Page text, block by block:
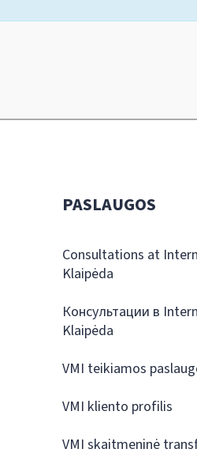
PASLAUGOS
Consultations at
Klaipėda
Консультации в
Klaipėda
VMI teikiamos
VMI kliento profilis
VMI skaitmeninė